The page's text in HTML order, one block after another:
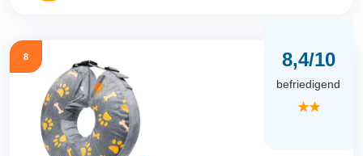
8 8,4/10
befriedigend
★★